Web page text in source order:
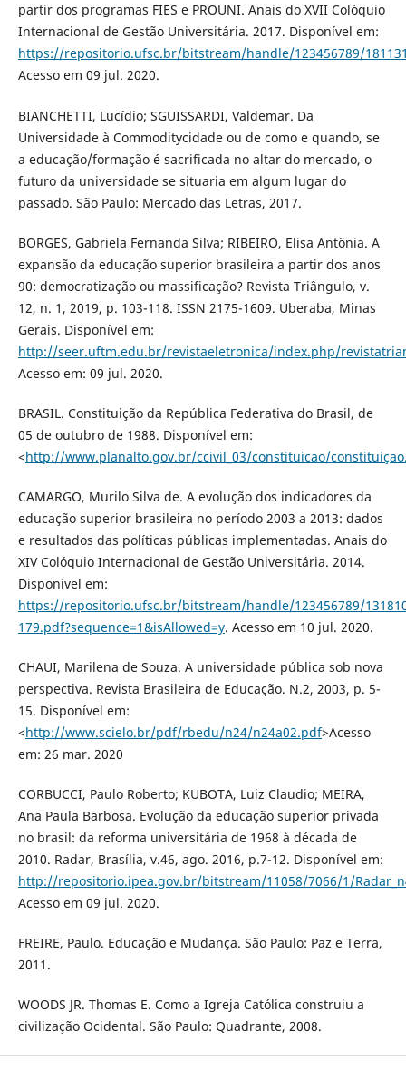
partir dos programas FIES e PROUNI. Anais do XVII Colóquio
Internacional de Gestão Universitária. 2017. Disponível em:
https://repositorio.ufsc.br/bitstream/handle/123456789/
Acesso em 09 jul. 2020.
BIANCHETTI, Lucídio; SGUISSARDI, Valdemar. Da
Universidade à Commoditycidade ou de como e quando, se
a educação/formação é sacrificada no altar do mercado, o
futuro da universidade se situaria em algum lugar do
passado. São Paulo: Mercado das Letras, 2017.
BORGES, Gabriela Fernanda Silva; RIBEIRO, Elisa Antônia. A
expansão da educação superior brasileira a partir dos anos
90: democratização ou massificação? Revista Triângulo, v.
12, n. 1, 2019, p. 103-118. ISSN 2175-1609. Uberaba, Minas
Gerais. Disponível em:
http://seer.uftm.edu.br/revistaeletronica/index.php/
Acesso em: 09 jul. 2020.
BRASIL. Constituição da República Federativa do Brasil, de
05 de outubro de 1988. Disponível em:
<http://www.planalto.gov.br/ccivil_03/constituicao/
CAMARGO, Murilo Silva de. A evolução dos indicadores da
educação superior brasileira no período 2003 a 2013: dados
e resultados das políticas públicas implementadas. Anais do
XIV Colóquio Internacional de Gestão Universitária. 2014.
Disponível em:
https://repositorio.ufsc.br/bitstream/handle/123456789/
179.pdf?sequence=1&isAllowed=y. Acesso em 10 jul. 2020.
CHAUI, Marilena de Souza. A universidade pública sob nova
perspectiva. Revista Brasileira de Educação. N.2, 2003, p. 5-
15. Disponível em:
<http://www.scielo.br/pdf/rbedu/n24/n24a02.pdf>Acesso
em: 26 mar. 2020
CORBUCCI, Paulo Roberto; KUBOTA, Luiz Claudio; MEIRA,
Ana Paula Barbosa. Evolução da educação superior privada
no brasil: da reforma universitária de 1968 à década de
2010. Radar, Brasília, v.46, ago. 2016, p.7-12. Disponível em:
http://repositorio.ipea.gov.br/bitstream/11058/7066/1/
Acesso em 09 jul. 2020.
FREIRE, Paulo. Educação e Mudança. São Paulo: Paz e Terra,
2011.
WOODS JR. Thomas E. Como a Igreja Católica construiu a
civilização Ocidental. São Paulo: Quadrante, 2008.